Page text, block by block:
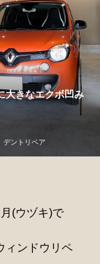
大きなエクボ凹み
デントリペア
(ウヅキ)で
ィンドウリペ